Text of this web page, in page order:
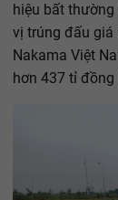
hiệu bất
vị trúng đấu giá
Nakama Việt
hơn 437 tỉ